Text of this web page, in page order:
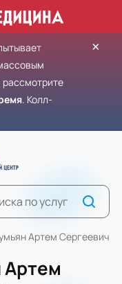
рассмотрите
. Колл-
×
Артем Сергеевич
Артем